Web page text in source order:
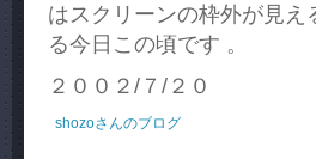
はスクリーンの枠外が見え
る今日この頃です
２００２/７/２０
shozoさんのブログ